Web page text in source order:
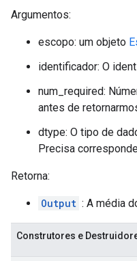
Argumentos:
escopo: um objeto
identificador: O
num_required:
antes de
dtype: O tipo de
Precisa
Retorna:
Output : A média
Construtores e